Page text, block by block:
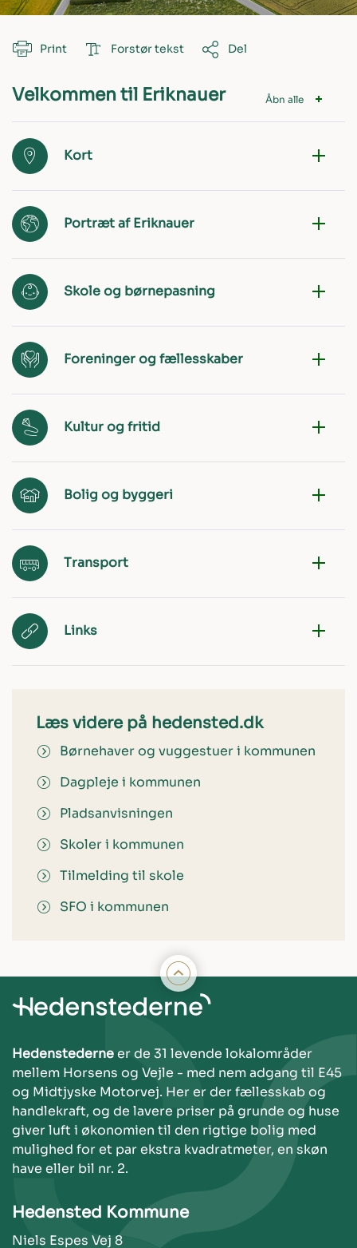
Print Forstør tekst Del
Velkommen til Eriknauer Åbn alle
Kort
Portræt af Eriknauer
Skole og børnepasning
Foreninger og fællesskaber
Kultur og fritid
Bolig og byggeri
Transport
Links
Læs videre på hedensted.dk
Børnehaver og vuggestuer i kommunen
Dagpleje i kommunen
Pladsanvisningen
Skoler i kommunen
Tilmelding til skole
SFO i kommunen
Hedenstederneer de 31 levende lokalområder
mellem Horsens og Vejle - med nem adgang til E45
og Midtjyske Motorvej. Her er der fællesskab og
handlekraft, og de lavere priser på grunde og huse
giver luft i økonomien til den rigtige bolig med
mulighed for et par ekstra kvadratmeter, en skøn
have eller bil nr. 2.
Hedensted Kommune
Niels Espes Vej 8